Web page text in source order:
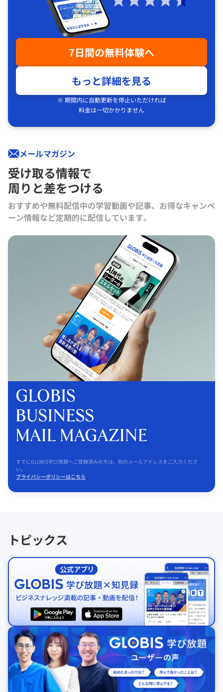
7日間の無料体験へ
もっと詳細を見る
※ 期間内に自動更新を停止いただければ
料金は一切かかりません
メールマガジン
受け取る情報で
周りと差をつける
おすすめや無料配信中の学習動画や記事、お得なキャンペ
ーン情報など定期的に配信しています。
すでにGLOBIS学び放題へご登録済みの方は、別のメールアドレスをご入力くださ
い。
プライバシーポリシーはこちら
トピックス